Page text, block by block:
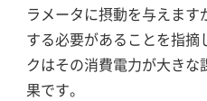
ラメータに摂動を与えま
する必要があることを指
クはその消費電力が大き
果です。